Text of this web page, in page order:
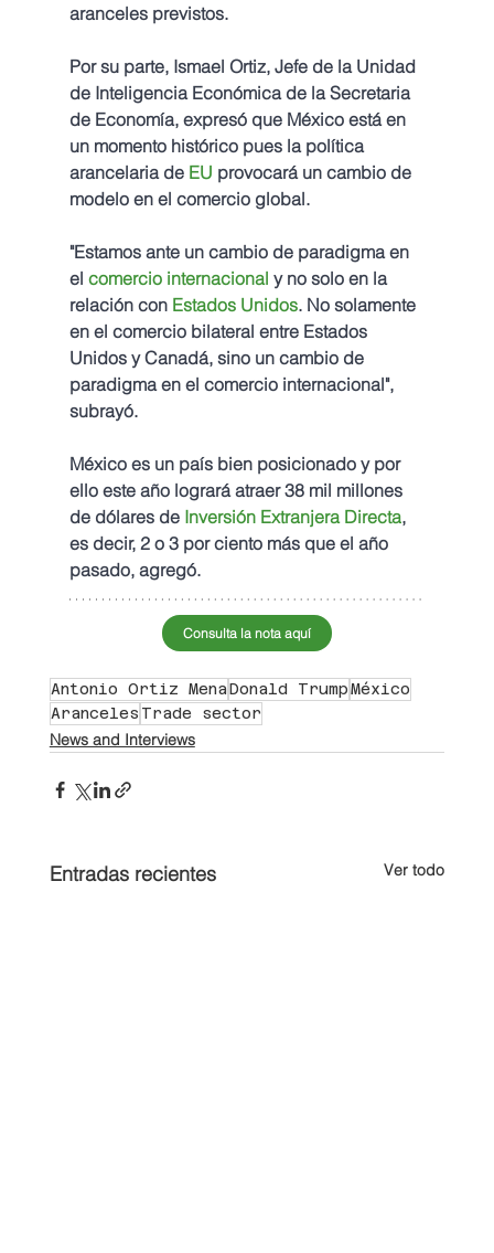
aranceles previstos.
Por su parte, Ismael Ortiz, Jefe de la Unidad
de Inteligencia Económica de la Secretaria
de Economía, expresó que México está en
un momento histórico pues la política
arancelaria de EU provocará un cambio de
modelo en el comercio global.
"Estamos ante un cambio de paradigma en
el comercio internacional y no solo en la
relación con Estados Unidos. No solamente
en el comercio bilateral entre Estados
Unidos y Canadá, sino un cambio de
paradigma en el comercio internacional",
subrayó.
México es un país bien posicionado y por
ello este año logrará atraer 38 mil millones
de dólares de Inversión Extranjera Directa,
es decir, 2 o 3 por ciento más que el año
pasado, agregó.
Consulta la nota aquí
Antonio Ortiz MenaDonald TrumpMéxico
Aranceles Trade sector
News and Interviews
Entradas recientes Ver todo